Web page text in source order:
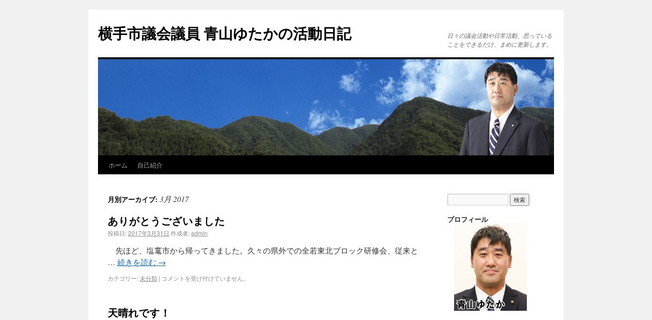
横手市議会議員 青山ゆたかの活動日記
日々の議会活動や日常活動、思っている
ことをできるだけ、まめに更新します。
ホーム 自己紹介
月別アーカイブ: 3月 2017
ありがとうございました
投稿日:2017年3月31日 作成者:admin
先ほど、塩竃市から帰ってきました。久々の県外での全若東北ブロック研修会、従来と
… 続きを読む →
カテゴリー:未分類 | コメントを受け付けていません。
天晴れです！
プロフィール